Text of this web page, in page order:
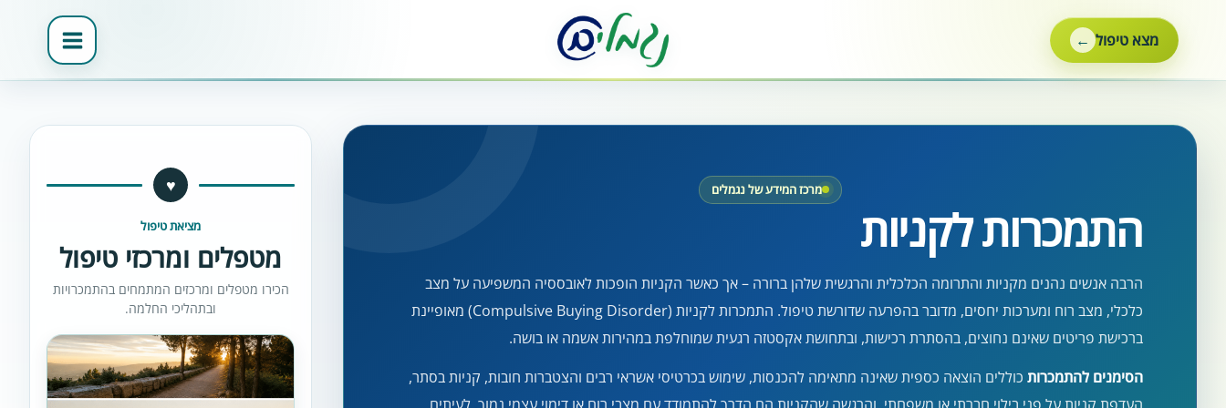
מצא טיפול
מרכז המידע של נגמלים
התמכרות לקניות
הרבה אנשים נהנים מקניות והתרומה הכלכלית והרגשית שלהן ברורה – אך כאשר הקניות הופכות לאובססיה המשפיעה על מצב
כלכלי, מצב רוח ומערכות יחסים, מדובר בהפרעה שדורשת טיפול. התמכרות לקניות (Compulsive Buying Disorder) מאופיינת
ברכישת פריטים שאינם נחוצים, בהסתרת רכישות, ובתחושת אקסטזה רגעית שמוחלפת במהירות אשמה או בושה.
הסימנים להתמכרות כוללים הוצאה כספית שאינה מתאימה להכנסות, שימוש בכרטיסי אשראי רבים והצטברות חובות, קניות בסתר,
העדפת קניות על פני בילוי חברתי או משפחתי, והרגשה שהקניות הם הדרך להתמודד עם מצבי רוח או דימוי עצמי נמוך. לעיתים
♥
מציאת טיפול
מטפלים ומרכזי טיפול
הכירו מטפלים ומרכזים המתמחים בהתמכרויות
ובתהליכי החלמה.